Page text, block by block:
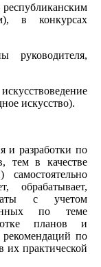
республиканским
в конкурсах
руководителя,
искусство).
и разработки по
тем в качестве
обрабатывает,
с учетом
по теме
планов и
по
их практической